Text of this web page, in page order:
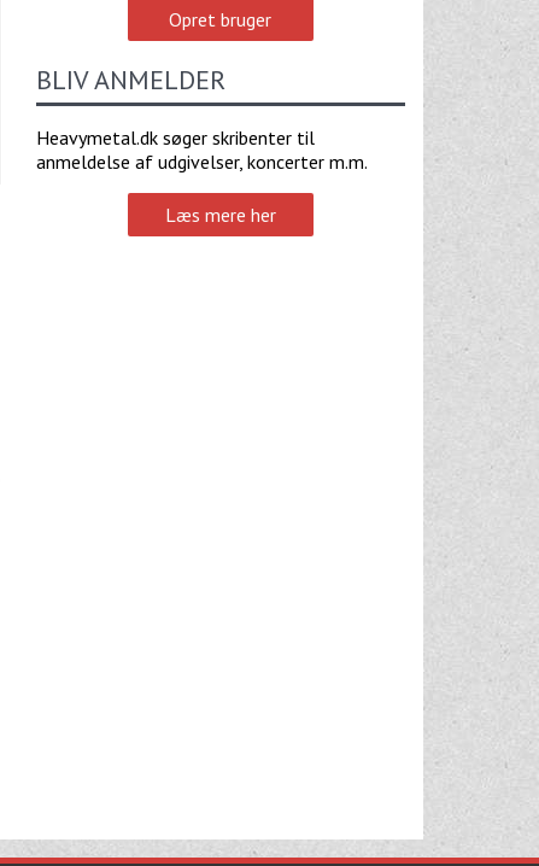
Opret bruger
BLIV ANMELDER
Heavymetal.dk søger skribenter til
anmeldelse af udgivelser, koncerter m.m.
Læs mere her